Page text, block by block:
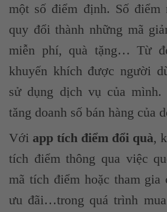
một số điểm định. Số điểm
quy đổi thành những mã
miễn phí, quà tặng… Từ
khuyến khích được người
sử dụng dịch vụ của
tăng doanh số bán hàng của
Với app tích điểm đổi quà,
tích điểm thông qua việc
mã tích điểm hoặc tham gia
ưu đãi…trong quá trình